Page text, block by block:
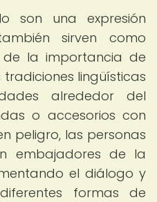
son una expresión
sirven como
la importancia de
lingüísticas
alrededor del
o accesorios con
peligro, las personas
embajadores de la
el diálogo y
formas de